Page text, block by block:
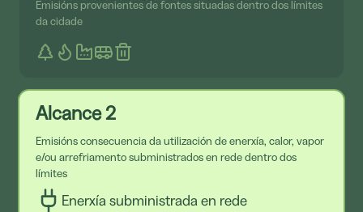
Emisións provenientes de fontes situadas dentro dos límites
da cidade
Alcance 2
Emisións consecuencia da utilización de enerxía, calor, vapor
e/ou arrefriamento subministrados en rede dentro dos
límites
Enerxía subministrada en rede